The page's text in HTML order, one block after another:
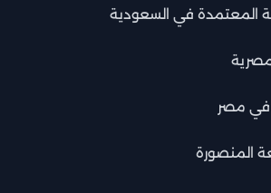
المعتمدة في السعودية
في مصر
المنصورة